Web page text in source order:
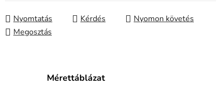
Nyomtatás Kérdés
Nyomon követés
Megosztás
Mérettáblázat